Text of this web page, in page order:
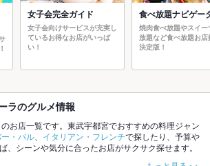
女子会完全ガイド
女子会向けサービスが充実し
ているお得なお店がいっぱ
い！
食べ放題ナビゲー
焼肉食べ放題やスイー
放題など食べ放題お店
決定版！
ラのグルメ情報
お店一覧です。東武宇都宮でおすすめの料理ジャン
・バル イタリアン・フレンチで探したり、予算や
、シーンや気分に合ったお店がサクサク探せます。